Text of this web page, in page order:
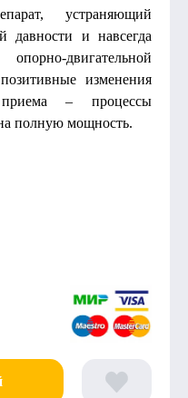
устраняющий
давности и навсегда
двигательной
изменения
– процессы
полную мощность.